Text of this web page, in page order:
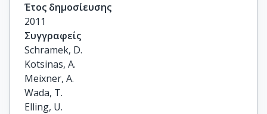
Έτος δημοσίευσης
2011
Συγγραφείς
Schramek, D.
Kotsinas, A.
Meixner, A.
Wada, T.
Elling, U.